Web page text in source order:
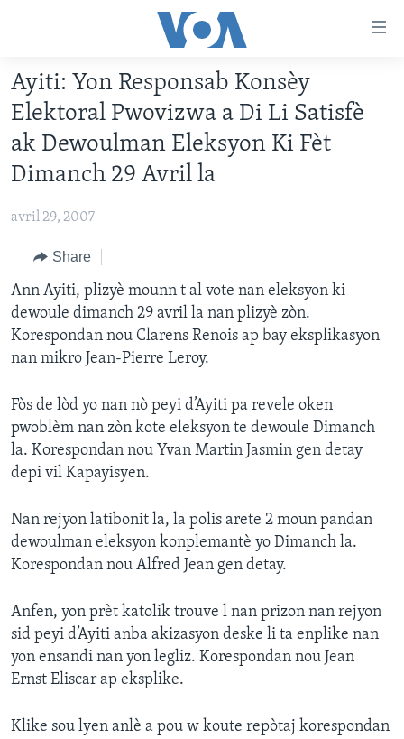
Skip
to
main
content
Skip
to
main
Search
AYITI
LÈZETAZINI
AMERIK LATIN
VIDEO
FLASHPOINT IKRÈN
Learning English
SUIV NOU
Languages
Ayiti: Yon Responsab Konsèy
Elektoral Pwovizwa a Di Li Satisfè
ak Dewoulman Eleksyon Ki Fèt
Dimanch 29 Avril la
avril 29, 2007
Share
Ann Ayiti, plizyè mounn t al vote nan eleksyon ki
dewoule dimanch 29 avril la nan plizyè zòn.
Korespondan nou Clarens Renois ap bay eksplikasyon
nan mikro Jean-Pierre Leroy.
Fòs de lòd yo nan nò peyi d’Ayiti pa revele oken
pwoblèm nan zòn kote eleksyon te dewoule Dimanch
la. Korespondan nou Yvan Martin Jasmin gen detay
depi vil Kapayisyen.
Nan rejyon latibonit la, la polis arete 2 moun pandan
dewoulman eleksyon konplemantè yo Dimanch la.
Korespondan nou Alfred Jean gen detay.
Anfen, yon prèt katolik trouve l nan prizon nan rejyon
sid peyi d’Ayiti anba akizasyon deske li ta enplike nan
yon ensandi nan yon legliz. Korespondan nou Jean
Ernst Eliscar ap eksplike.
Klike sou lyen anlè a pou w koute repòtaj korespondan